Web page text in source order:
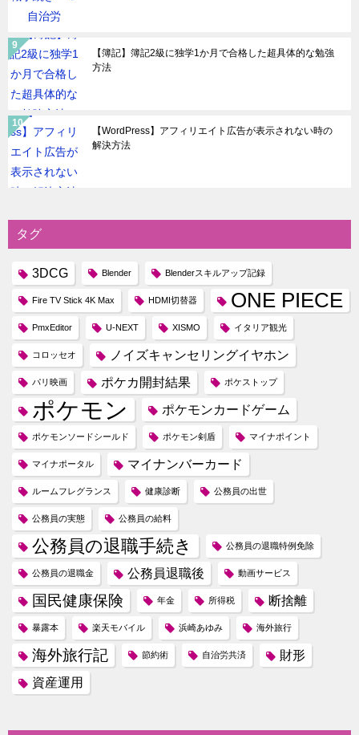
【簿記】簿記2級に独学1か月で合格した超具体的な勉強
方法
【WordPress】アフィリエイト広告が表示されない時の
解決方法
タグ
3DCG Blender Blenderスキルアップ記録
Fire TV Stick 4K Max HDMI切替器 ONE PIECE
PmxEditor U-NEXT XISMO イタリア観光
コロッセオ ノイズキャンセリングイヤホン
パリ映画 ポケカ開封結果 ポケストップ
ポケモン ポケモンカードゲーム
ポケモンソードシールド ポケモン剣盾 マイナポイント
マイナポータル マイナンバーカード
ルームフレグランス 健康診断 公務員の出世
公務員の実態 公務員の給料
公務員の退職手続き 公務員の退職特例免除
公務員の退職金 公務員退職後 動画サービス
国民健康保険 年金 所得税 断捨離
暴露本 楽天モバイル 浜崎あゆみ 海外旅行
海外旅行記 節約術 自治労共済
財形
資産運用